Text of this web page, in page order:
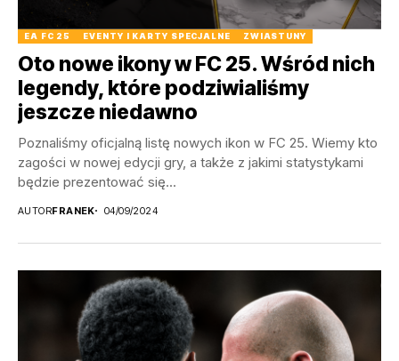
EA FC 25 EVENTY I KARTY SPECJALNE ZWIASTUNY
Oto nowe ikony w FC 25. Wśród nich
legendy, które podziwialiśmy
jeszcze niedawno
Poznaliśmy oficjalną listę nowych ikon w FC 25. Wiemy kto
zagości w nowej edycji gry, a także z jakimi statystykami
będzie prezentować się...
AUTORFRANEK 04/09/2024